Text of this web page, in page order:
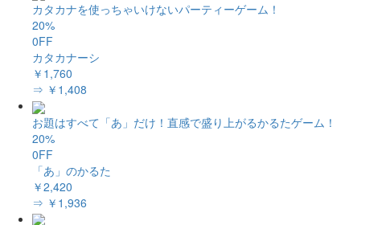
カタカナを使っちゃいけないパーティーゲーム！
20%
0FF
カタカナーシ
￥1,760
⇒ ￥1,408
お題はすべて「あ」だけ！直感で盛り上がるかるたゲーム！
20%
0FF
「あ」のかるた
￥2,420
⇒ ￥1,936